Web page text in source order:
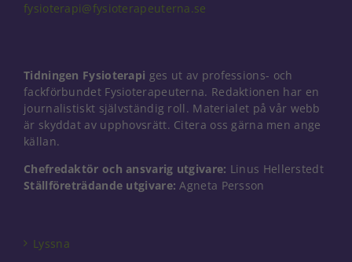
fysioterapi@fysioterapeuterna.se
Tidningen Fysioterapi ges ut av professions- och
fackförbundet Fysioterapeuterna. Redaktionen har en
journalistiskt självständig roll. Materialet på vår webb
är skyddat av upphovsrätt. Citera oss gärna men ange
källan.
Chefredaktör och ansvarig utgivare: Linus Hellerstedt
Ställföreträdande utgivare: Agneta Persson
Lyssna
Nödvändiga